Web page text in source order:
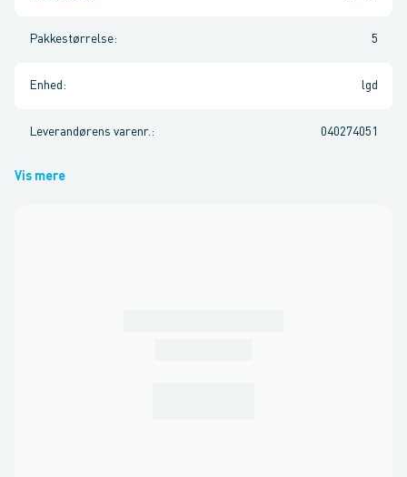
Pakkestørrelse: 5
Enhed : lgd
Leverandørens varenr. : 040274051
Vis mere